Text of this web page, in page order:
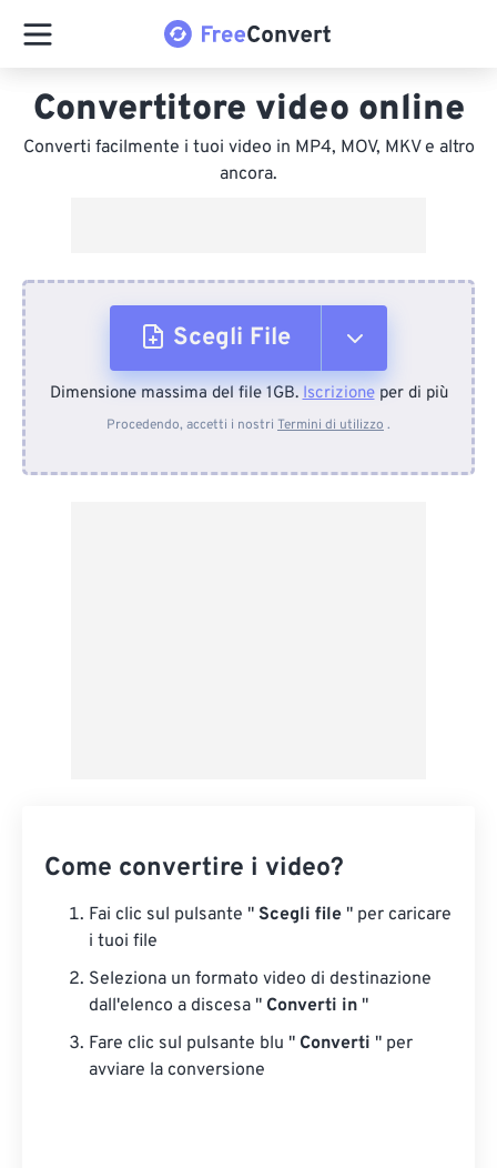
Convertitore video online
Converti facilmente i tuoi video in MP4, MOV, MKV e altro
ancora.
Scegli File
Dal dispositivo
Dimensione massima del file 1GB.Iscrizioneper di più
Procedendo, accetti i nostri Termini di utilizzo .
Come convertire i video?
Fai clic sul pulsante " Scegli file " per caricare
i tuoi file
Seleziona un formato video di destinazione
dall'elenco a discesa " Converti in "
Fare clic sul pulsante blu " Converti " per
avviare la conversione